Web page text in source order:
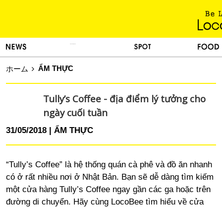
ホーム ẨM THỰC
Tully’s Coffee - địa điểm lý tưởng cho
ngày cuối tuần
31/05/2018 ẨM THỰC
“Tully’s Coffee” là hệ thống quán cà phê và đồ ăn nhanh
có ở rất nhiều nơi ở Nhật Bản. Bạn sẽ dễ dàng tìm kiếm
một cửa hàng Tully’s Coffee ngay gần các ga hoặc trên
đường di chuyển. Hãy cùng LocoBee tìm hiểu về cửa